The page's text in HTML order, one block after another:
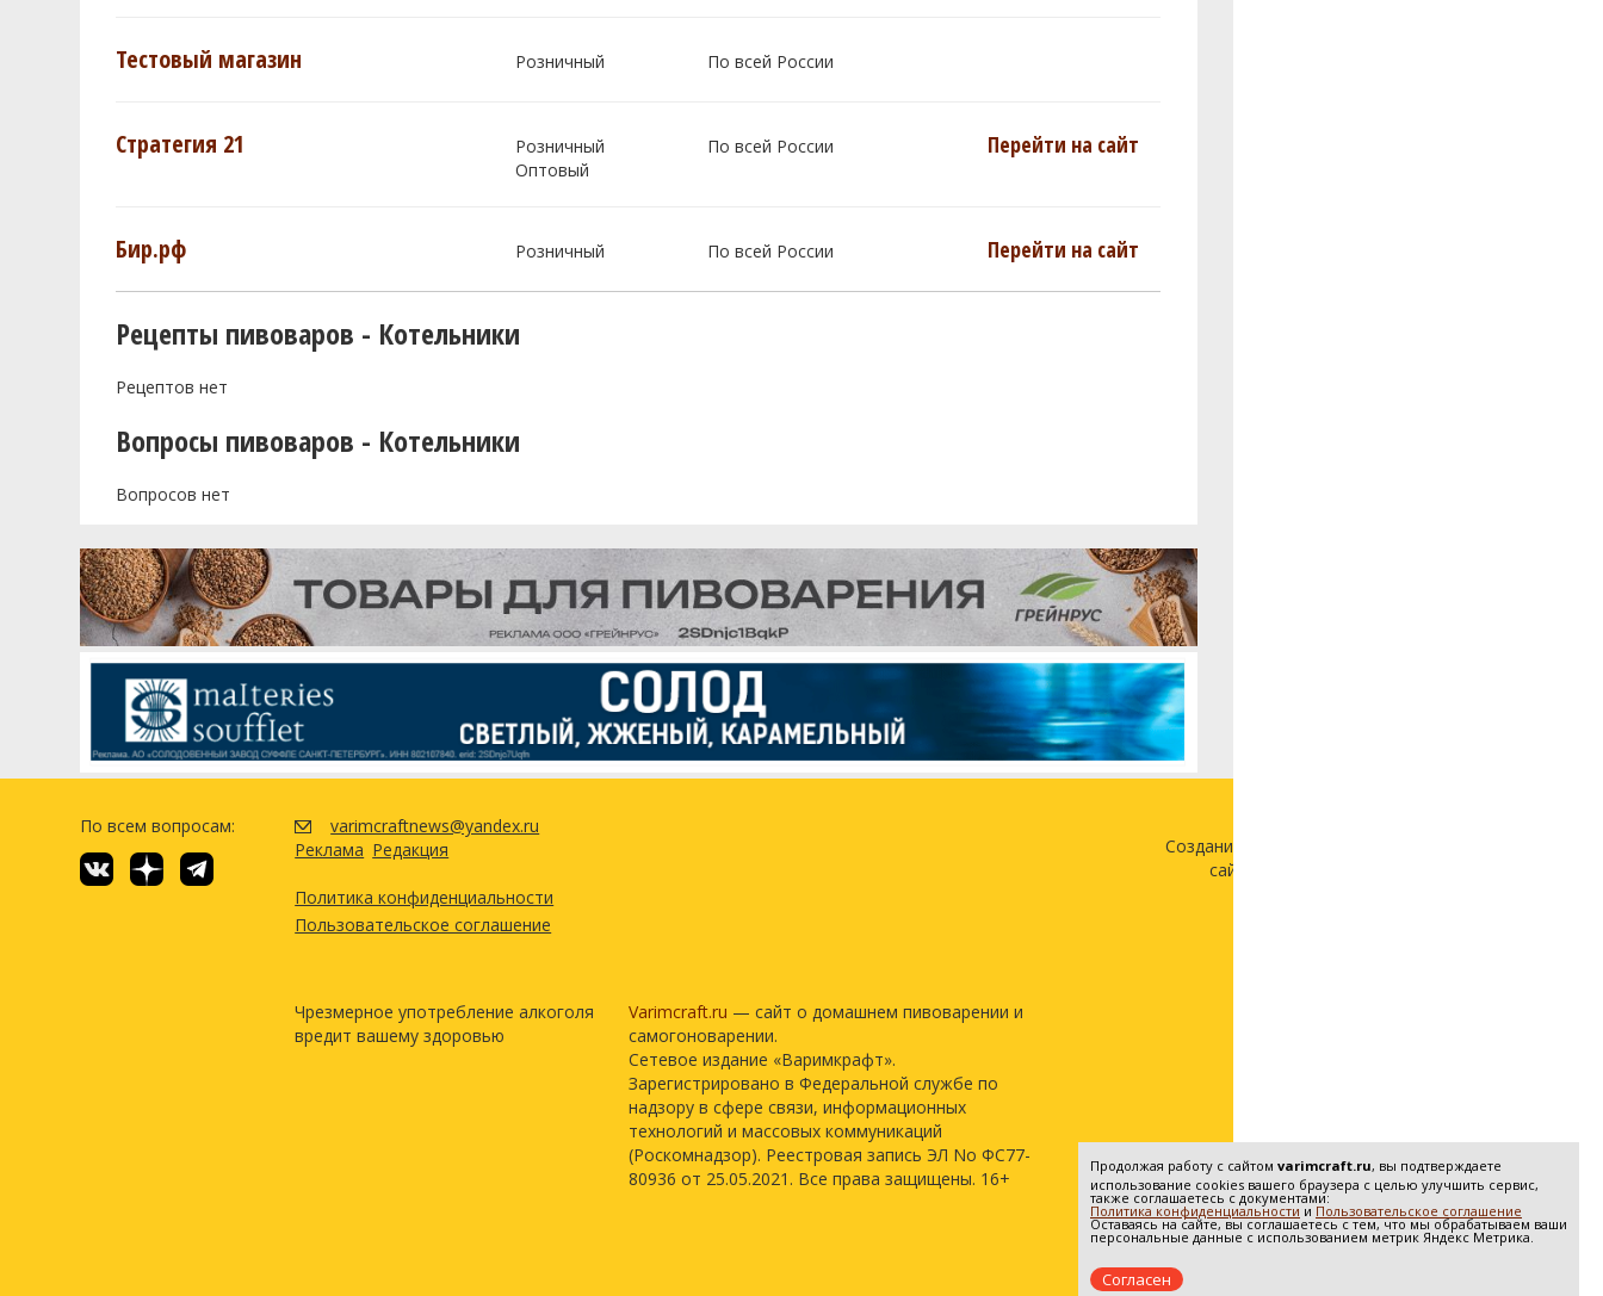
Тестовый магазин Розничный По всей России
Стратегия 21
Розничный
Оптовый
По всей России Перейти на сайт
Бир.рф Розничный По всей России Перейти на сайт
Рецепты пивоваров - Котельники
Рецептов нет
Вопросы пивоваров - Котельники
Вопросов нет
По всем вопросам:
varimcraftnews@yandex.ru
Реклама Редакция
Политика конфиденциальности
Пользовательское соглашение
Чрезмерное употребление алкоголя
вредит вашему здоровью
Varimcraft.ru — сайт о домашнем пивоварении и
самогоноварении.
Сетевое издание «Варимкрафт».
Зарегистрировано в Федеральной службе по
надзору в сфере связи, информационных
технологий и массовых коммуникаций
(Роскомнадзор). Реестровая запись ЭЛ No ФС77-
80936 от 25.05.2021. Все права защищены. 16+
Создание и продвижение
сайта —
Продолжая работу с сайтом varimcraft.ru, вы подтверждаете
использование cookies вашего браузера с целью улучшить сервис,
также соглашаетесь с документами:
Политика конфиденциальности и Пользовательское соглашение
Оставаясь на сайте, вы соглашаетесь с тем, что мы обрабатываем ваши
персональные данные с использованием метрик Яндекс Метрика.
Согласен